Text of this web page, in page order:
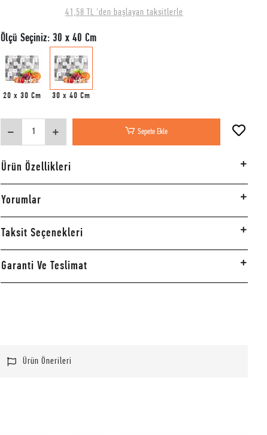
41,58 TL 'den başlayan taksitlerle
Ölçü Seçiniz: 30 x 40 Cm
20 x 30 Cm 30 x 40 Cm
Sepete Ekle
Ürün Özellikleri
Yorumlar
Taksit Seçenekleri
Garanti Ve Teslimat
Ürün Önerileri